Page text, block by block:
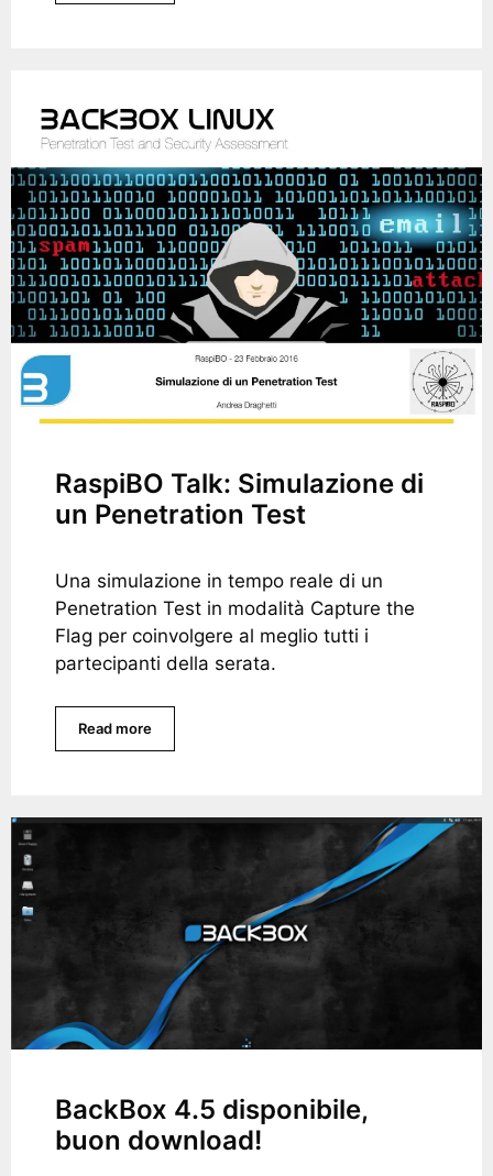
RaspiBO Talk: Simulazione di
un Penetration Test
Una simulazione in tempo reale di un
Penetration Test in modalità Capture the
Flag per coinvolgere al meglio tutti i
partecipanti della serata.
Read more
BackBox 4.5 disponibile,
buon download!